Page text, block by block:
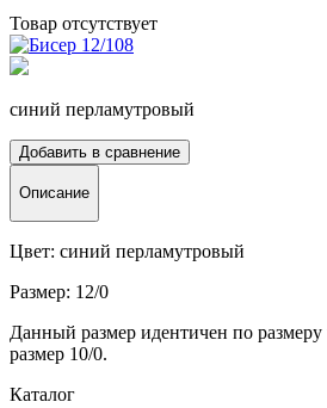
Товар отсутствует
синий перламутровый
Добавить в сравнение
Описание
Цвет: синий перламутровый
Размер: 12/0
Данный размер идентичен по
размер 10/0.
Каталог